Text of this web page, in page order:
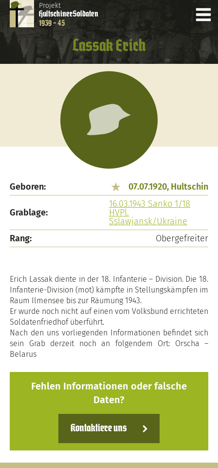
Projekt
HultschinerSoldaten
1939 - 45
Lassak Erich
Geboren: 07.07.1920, Hultschin
Grablage:
16.03.1943 Sanko 1/18
HVPl.
Sslawjansk/Ukraine
Rang:
Obergefreiter
Erich Lassak diente in der 18. Infanterie – Division. Die 18.
Infanterie-Division (mot) kämpfte in Stellungskämpfen im
Raum Ilmensee bis zur Räumung 1943.
Er wurde noch nicht auf einen vom Volksbund errichteten
Soldatenfriedhof überführt.
Nach den uns vorliegenden Informationen befindet sich
sein Grab derzeit noch an folgendem Ort: Orscha –
Belarus
Fehlen Informationen oder falsche
Daten?
Kontaktiere uns